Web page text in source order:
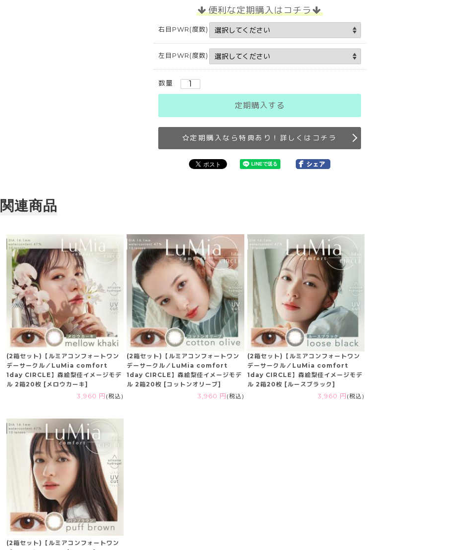
便利な定期購入はコチラ
右目PWR(度数)
左目PWR(度数)
数量
定期購入する
定期購入なら特典あり！詳しくはコチラ
関連商品
(2箱セット)【ルミアコンフォートワン
デーサークル／LuMia comfort
1day CIRCLE】森絵梨佳イメージモデ
ル 2箱20枚 [メロウカーキ]
3,960 円 (税込)
(2箱セット)【ルミアコンフォートワン
デーサークル／LuMia comfort
1day CIRCLE】森絵梨佳イメージモデ
ル 2箱20枚 [コットンオリーブ]
3,960 円 (税込)
(2箱セット)【ルミアコンフォートワン
デーサークル／LuMia comfort
1day CIRCLE】森絵梨佳イメージモデ
ル 2箱20枚 [ルースブラック]
3,960 円 (税込)
(2箱セット)【ルミアコンフォートワン